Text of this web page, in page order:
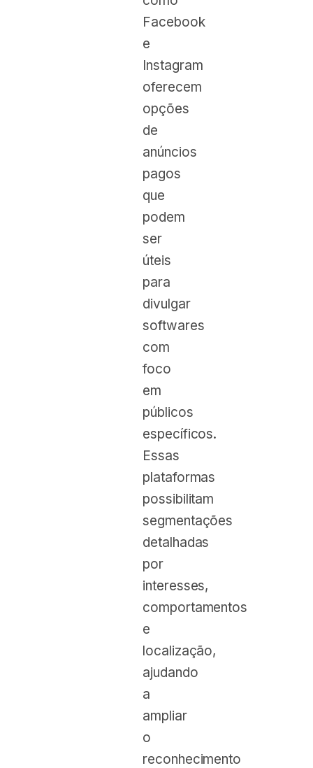
Facebook
e
Instagram
oferecem
opções
de
anúncios
pagos
que
podem
ser
úteis
para
divulgar
softwares
com
foco
em
públicos
específicos.
Essas
plataformas
possibilitam
segmentações
detalhadas
por
interesses,
comportamentos
e
localização,
ajudando
a
ampliar
o
reconhecimento